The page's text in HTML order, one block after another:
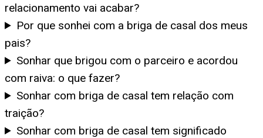
relacionamento vai acabar?
Por que sonhei com a briga de casal dos meus
pais?
Sonhar que brigou com o parceiro e acordou
com raiva: o que fazer?
Sonhar com briga de casal tem relação com
traição?
Sonhar com briga de casal tem significado